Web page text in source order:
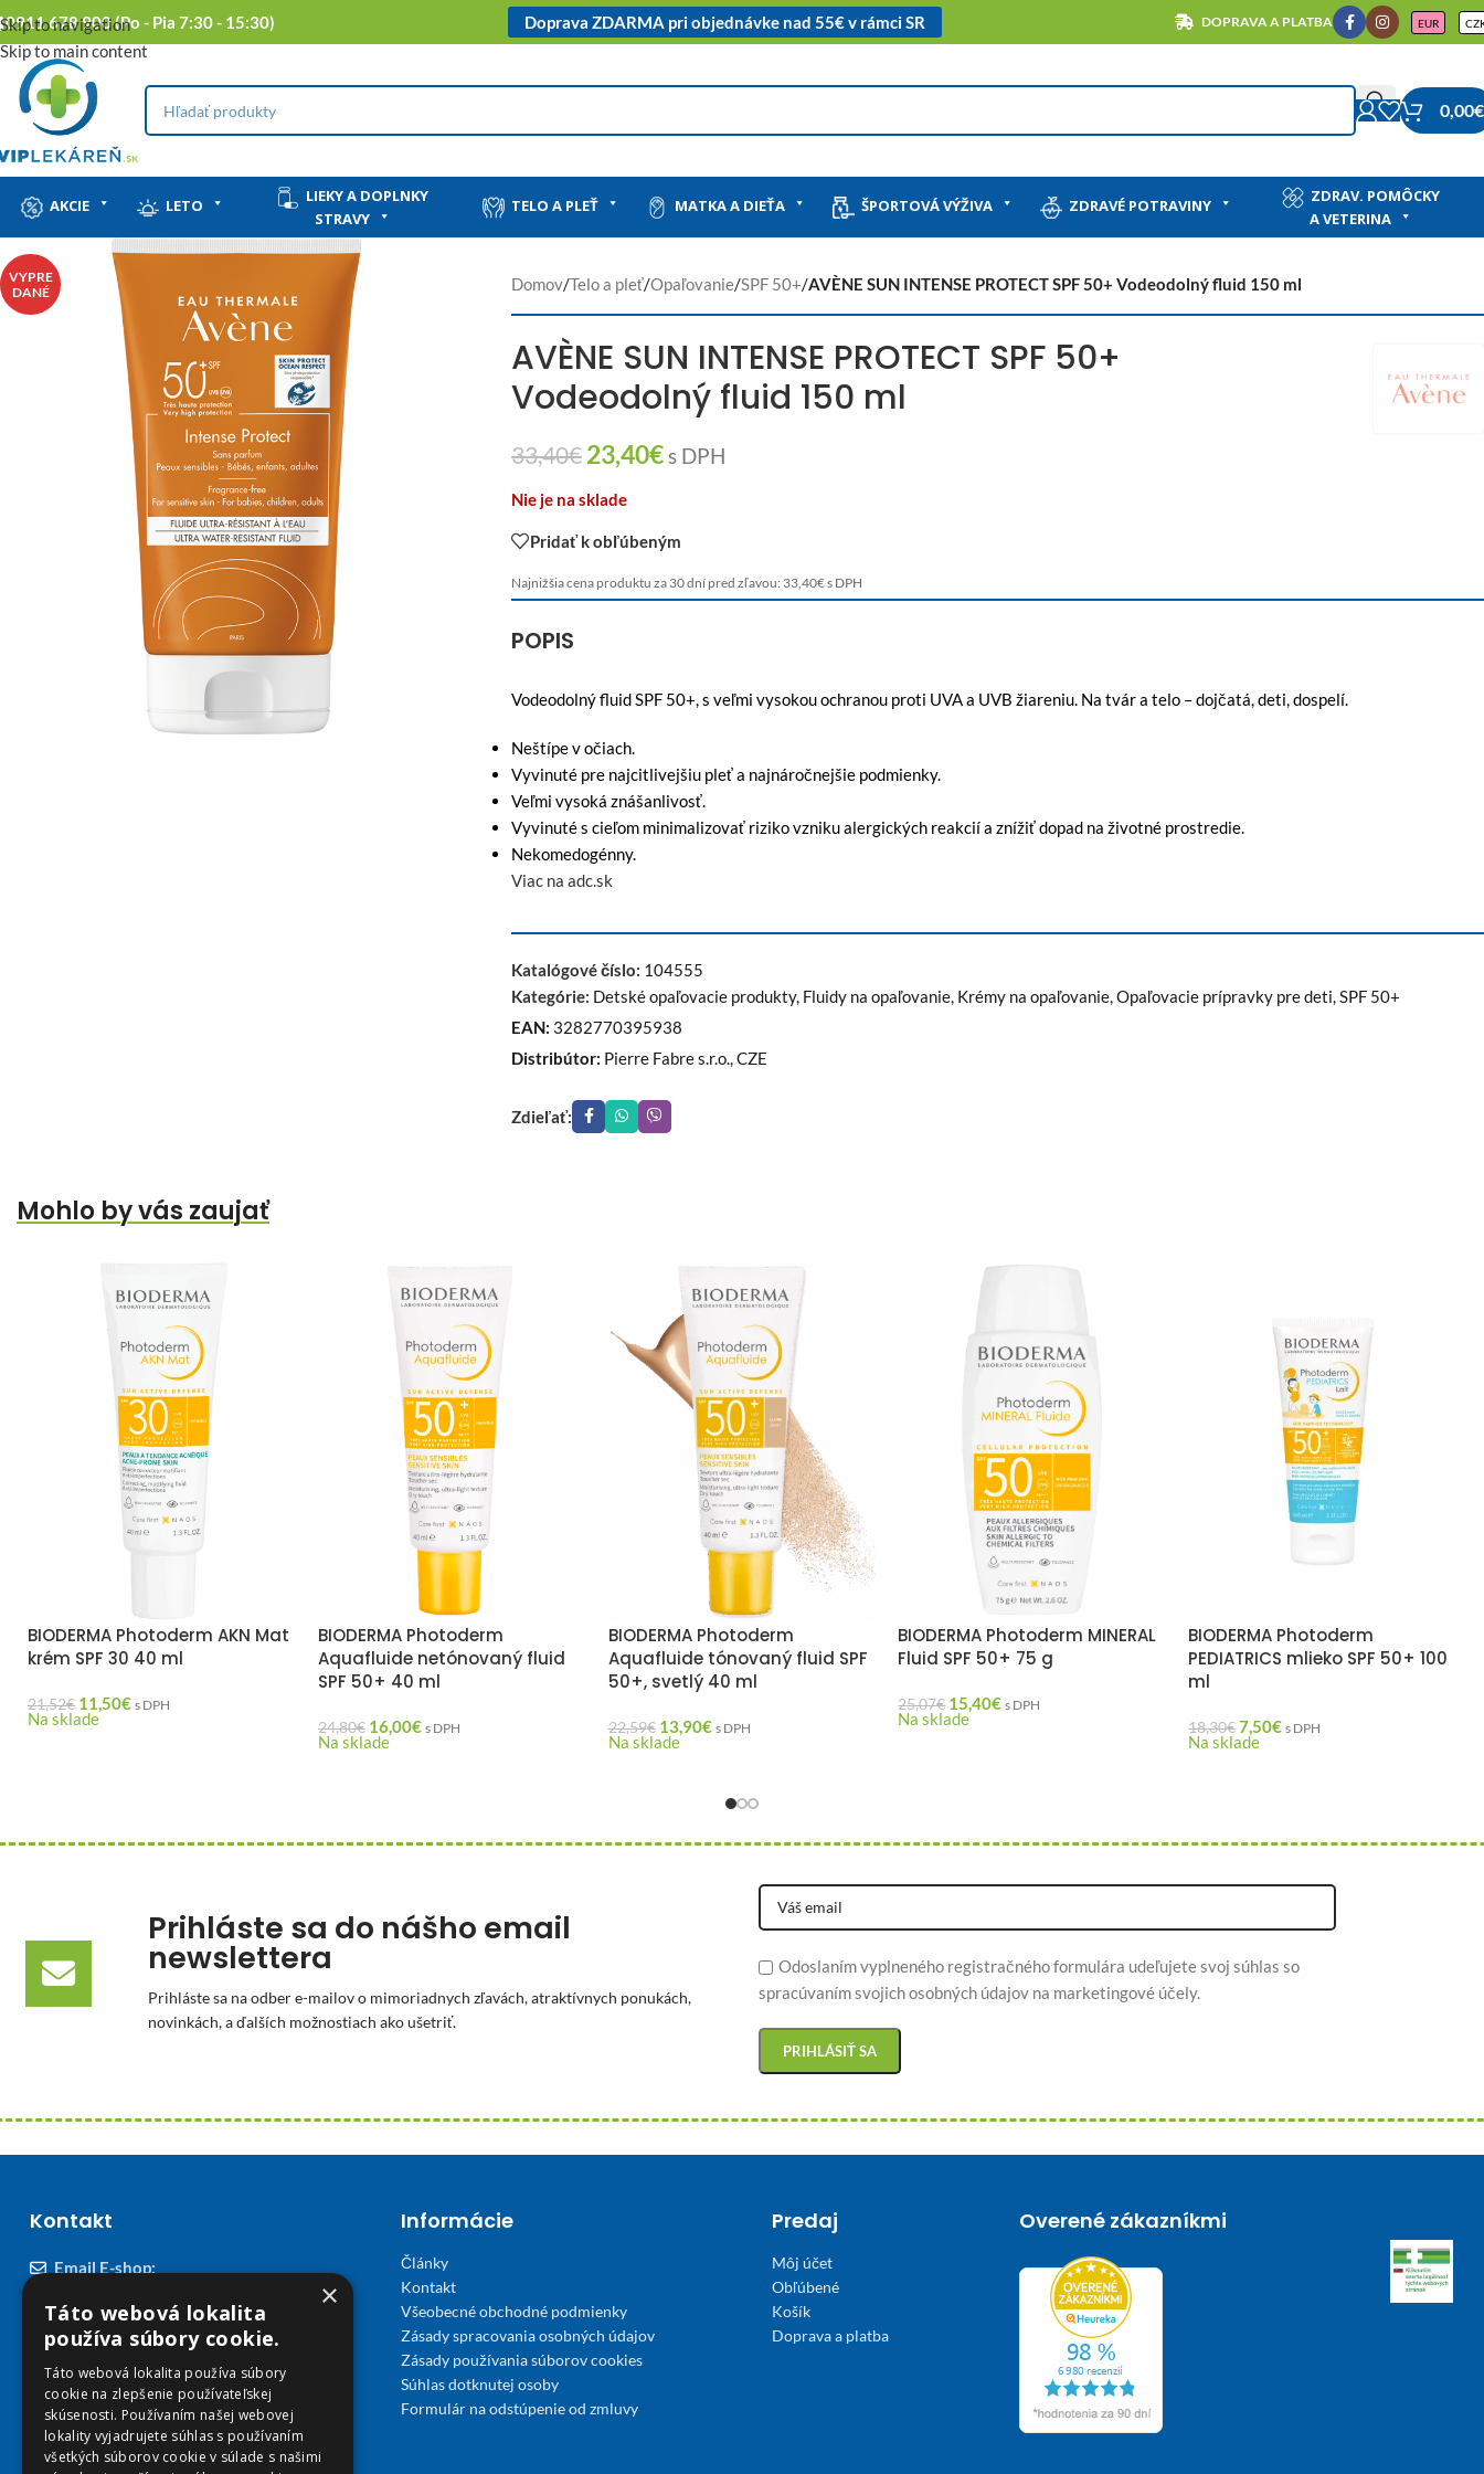
Skip to navigation
Skip to main content
0911 678 900 (Po - Pia 7:30 - 15:30) Doprava ZDARMA pri objednávke nad 55€ v rámci SR DOPRAVA A PLATBA EUR
0,00€
AKCIE LETO
LIEKY A DOPLNKY
STRAVY
TELO A PLEŤ MATKA A DIEŤA ŠPORTOVÁ VÝŽIVA ZDRAVÉ POTRAVINY
ZDRAV. POMÔCKY
A VETERINA
VYPRE
DANÉ
Domov/Telo a pleť/Opaľovanie/SPF 50+/AVÈNE SUN INTENSE PROTECT SPF 50+ Vodeodolný fluid 150 ml
AVÈNE SUN INTENSE PROTECT SPF 50+
Vodeodolný fluid 150 ml
33,40€ 23,40€s DPH
Nie je na sklade
Pridať k obľúbeným
Najnižšia cena produktu za 30 dní pred zľavou: 33,40€s DPH
POPIS
Vodeodolný fluid SPF 50+, s veľmi vysokou ochranou proti UVA a UVB žiareniu. Na tvár a telo – dojčatá, deti, dospelí.
Neštípe v očiach.
Vyvinuté pre najcitlivejšiu pleť a najnáročnejšie podmienky.
Veľmi vysoká znášanlivosť.
Vyvinuté s cieľom minimalizovať riziko vzniku alergických reakcií a znížiť dopad na životné prostredie.
Nekomedogénny.
Viac na adc.sk
Katalógové číslo: 104555
Kategórie: Detské opaľovacie produkty, Fluidy na opaľovanie, Krémy na opaľovanie,Opaľovacie prípravky pre deti,SPF 50+
EAN: 3282770395938
Distribútor: Pierre Fabre s.r.o., CZE
Zdieľať:
Mohlo by vás zaujať
BIODERMA Photoderm AKN Mat
krém SPF 30 40 ml
21,52€ 11,50€ s DPH
Na sklade
BIODERMA Photoderm
Aquafluide netónovaný fluid
SPF 50+ 40 ml
24,80€ 16,00€ s DPH
Na sklade
BIODERMA Photoderm
Aquafluide tónovaný fluid SPF
50+, svetlý 40 ml
22,59€ 13,90€ s DPH
Na sklade
BIODERMA Photoderm MINERAL
Fluid SPF 50+ 75 g
25,07€ 15,40€ s DPH
Na sklade
BIODERMA Photoderm
PEDIATRICS mlieko SPF 50+ 100
ml
18,30€7,50€ s DPH
Na sklade
Prihláste sa do nášho email
newslettera
Prihláste sa na odber e-mailov o mimoriadnych zľavách, atraktívnych ponukách,
novinkách, a ďalších možnostiach ako ušetriť.
Odoslaním vyplneného registračného formulára udeľujete svoj súhlas so
spracúvaním svojich osobných údajov na marketingové účely.
Kontakt
Email E-shop:
podpora@viplekaren.sk
Telefón E-shop:
0911 678 900(Po - Pia 7:30 - 15:30)
Telefón kamenná Lekáreň VIP Košice:
055 307 78 30
(Po - Ne 8:00 - 18:00)
Informácie
Články
Kontakt
Všeobecné obchodné podmienky
Zásady spracovania osobných údajov
Zásady používania súborov cookies
Súhlas dotknutej osoby
Formulár na odstúpenie od zmluvy
Predaj
Môj účet
Obľúbené
Košík
Doprava a platba
Overené zákazníkmi
×
Táto webová lokalita
používa súbory cookie.
Táto webová lokalita používa súbory
cookie na zlepšenie používateľskej
skúsenosti. Používaním našej webovej
lokality vyjadrujete súhlas s používaním
všetkých súborov cookie v súlade s našimi